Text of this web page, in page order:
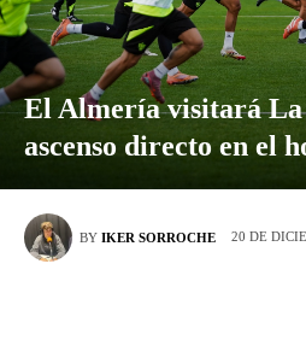
El Almería visitará La
ascenso directo en el
BY IKER SORROCHE 20 DE